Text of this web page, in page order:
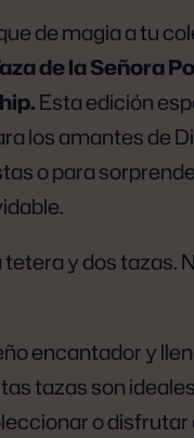
de magia a tu
de la Señora
Esta edición
los amantes de
o para
y dos tazas.
encantador y
tazas son
o disfrutar